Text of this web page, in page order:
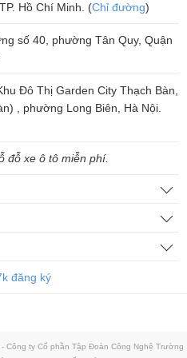
Hồ Chí Minh. (Chỉ đường)
số 40, phường Tân Quy, Quận
Đô Thị Garden City Thạch Bàn,
, phường Long Biên, Hà Nội.
đỗ xe ô tô miễn phí.
đăng ký
Công ty Cổ phần Tập Đoàn Công Nghệ Trường